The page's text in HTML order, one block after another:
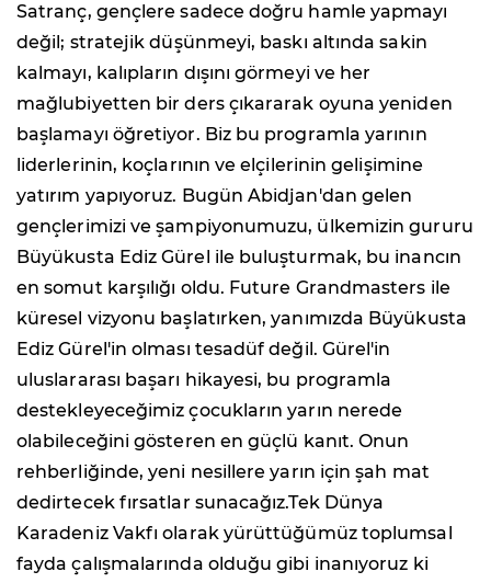
Satranç, gençlere sadece doğru hamle yapmayı
değil; stratejik düşünmeyi, baskı altında sakin
kalmayı, kalıpların dışını görmeyi ve her
mağlubiyetten bir ders çıkararak oyuna yeniden
başlamayı öğretiyor. Biz bu programla yarının
liderlerinin, koçlarının ve elçilerinin gelişimine
yatırım yapıyoruz. Bugün Abidjan'dan gelen
gençlerimizi ve şampiyonumuzu, ülkemizin gururu
Büyükusta Ediz Gürel ile buluşturmak, bu inancın
en somut karşılığı oldu. Future Grandmasters ile
küresel vizyonu başlatırken, yanımızda Büyükusta
Ediz Gürel'in olması tesadüf değil. Gürel'in
uluslararası başarı hikayesi, bu programla
destekleyeceğimiz çocukların yarın nerede
olabileceğini gösteren en güçlü kanıt. Onun
rehberliğinde, yeni nesillere yarın için şah mat
dedirtecek fırsatlar sunacağız.Tek Dünya
Karadeniz Vakfı olarak yürüttüğümüz toplumsal
fayda çalışmalarında olduğu gibi inanıyoruz ki